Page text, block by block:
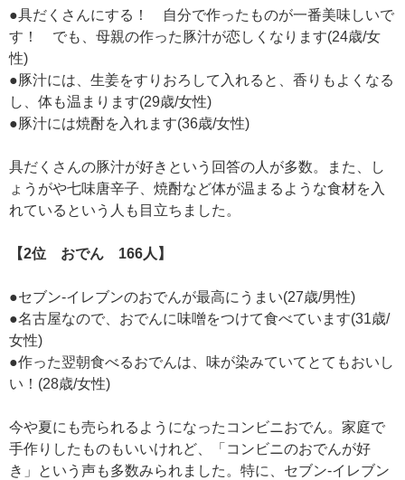
●具だくさんにする！ 自分で作ったものが一番美味しいで
す！ でも、母親の作った豚汁が恋しくなります(24歳/女
性)
●豚汁には、生姜をすりおろして入れると、香りもよくなる
し、体も温まります(29歳/女性)
●豚汁には焼酎を入れます(36歳/女性)
具だくさんの豚汁が好きという回答の人が多数。また、し
ょうがや七味唐辛子、焼酎など体が温まるような食材を入
れているという人も目立ちました。
【2位 おでん 166人】
●セブン-イレブンのおでんが最高にうまい(27歳/男性)
●名古屋なので、おでんに味噌をつけて食べています(31歳/
女性)
●作った翌朝食べるおでんは、味が染みていてとてもおいし
い！(28歳/女性)
今や夏にも売られるようになったコンビニおでん。家庭で
手作りしたものもいいけれど、「コンビニのおでんが好
き」という声も多数みられました。特に、セブン-イレブン